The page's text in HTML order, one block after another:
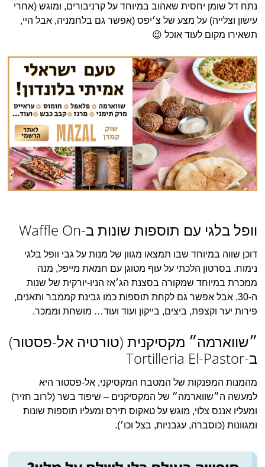
נתח דל שומן יחסית שאהוב במיוחד על קרניבורים, ומוגש (אחרי
עישון וצלייה) על מצע של צ׳יפס (אפשר גם בלחמניה, אבל היי,
תשאירו מקום לעוד אוכל 😉
וופל בלגי עם תוספות שונות ב-Waffle On
דוכן שווה במיוחד שבו תמצאו מגוון של מנות על גבי וופל בלגי
נימוח. בסרטון הלכתי על עוף מטוגן עם חמאת מייפל, מנה
ממכרת במיוחד שמקורה בסצנת הג׳אז הניו-יורקית של שנות
ה-30, אבל אפשר גם לקחת תוספות כמו גבינת קממבר ותאנים,
פירות יער וקצפת, ביצים, בייקון ועוד ועוד… מושחת וממכר.
״שווארמה״ מקסיקנית (טורטיה אל-פסטור)
ב-Tortilleria El-Pastor
מהמנות המפנקות של המטבח המקסיקני, אל-פסטור היא
למעשה ה״שווארמה״ של המקסיקנים – שיפוד בשר (לרוב חזיר)
ומעליו אננס צלוי, מוגש על טאקוס תירס ומעליו תוספות שונות
ומגוונות (כוסברה, עגבניות, בצל וכו׳).